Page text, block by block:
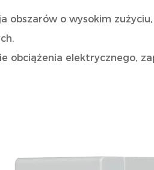
obszarów o wysokim
obciążenia elektrycznego,